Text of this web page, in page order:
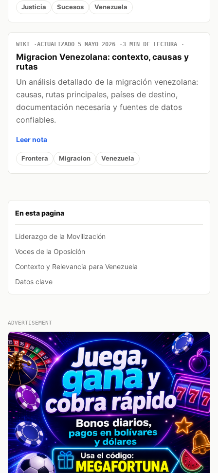
En esta pagina
Liderazgo de la Movilización
Voces de la Oposición
Contexto y Relevancia para Venezuela
Datos clave
Justicia Sucesos Venezuela
WIKI ACTUALIZADO 5 MAYO 2026 3 MIN DE LECTURA
Migracion Venezolana: contexto, causas y
rutas
Un análisis detallado de la migración venezolana:
causas, rutas principales, países de destino,
documentación necesaria y fuentes de datos
confiables.
Leer nota
Frontera Migracion Venezuela
ADVERTISEMENT